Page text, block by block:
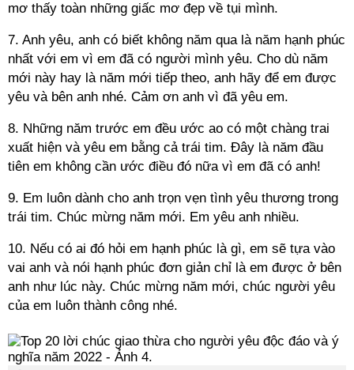
mơ thấy toàn những giấc mơ đẹp về tụi mình.
7. Anh yêu, anh có biết không năm qua là năm hạnh phúc
nhất với em vì em đã có người mình yêu. Cho dù năm
mới này hay là năm mới tiếp theo, anh hãy để em được
yêu và bên anh nhé. Cảm ơn anh vì đã yêu em.
8. Những năm trước em đều ước ao có một chàng trai
xuất hiện và yêu em bằng cả trái tim. Đây là năm đầu
tiên em không cần ước điều đó nữa vì em đã có anh!
9. Em luôn dành cho anh trọn vẹn tình yêu thương trong
trái tim. Chúc mừng năm mới. Em yêu anh nhiều.
10. Nếu có ai đó hỏi em hạnh phúc là gì, em sẽ tựa vào
vai anh và nói hạnh phúc đơn giản chỉ là em được ở bên
anh như lúc này. Chúc mừng năm mới, chúc người yêu
của em luôn thành công nhé.